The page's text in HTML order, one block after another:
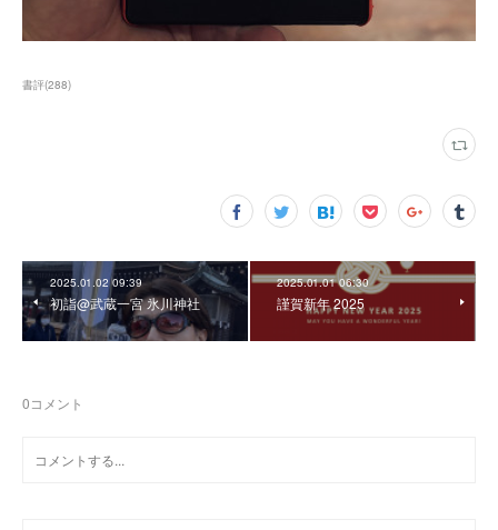
書評(288)
2025.01.02 09:39
初詣@武蔵一宮 氷川神社
2025.01.01 06:30
謹賀新年 2025
0コメント